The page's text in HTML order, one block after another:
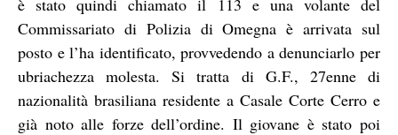
è stato quindi chiamato il 113 e una volante del
Commissariato di Polizia di Omegna è arrivata sul
posto e l’ha identificato, provvedendo a denunciarlo per
ubriachezza molesta. Si tratta di G.F., 27enne di
nazionalità brasiliana residente a Casale Corte Cerro e
già noto alle forze dell’ordine. Il giovane è stato poi